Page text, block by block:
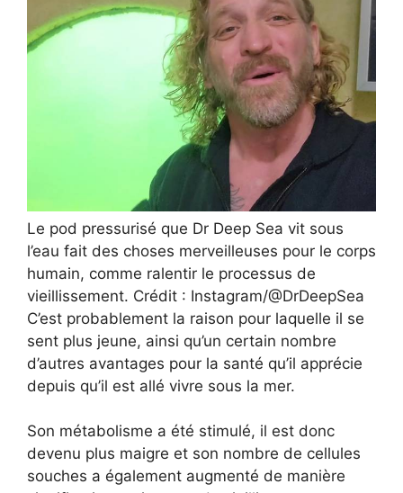
Le pod pressurisé que Dr Deep Sea vit sous
l’eau fait des choses merveilleuses pour le corps
humain, comme ralentir le processus de
vieillissement. Crédit : Instagram/@DrDeepSea
C’est probablement la raison pour laquelle il se
sent plus jeune, ainsi qu’un certain nombre
d’autres avantages pour la santé qu’il apprécie
depuis qu’il est allé vivre sous la mer.
Son métabolisme a été stimulé, il est donc
devenu plus maigre et son nombre de cellules
souches a également augmenté de manière